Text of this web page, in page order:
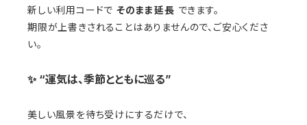
新しい利用コードで そのまま延長 できます。
期限が上書きされることはありませんので、ご安心くださ
い。
✨ “運気は、季節とともに巡る”
美しい風景を待ち受けにするだけで、